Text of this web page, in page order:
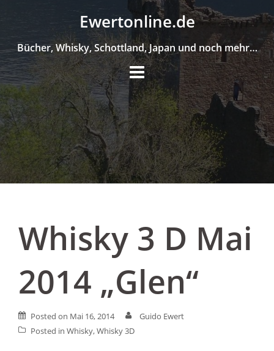
to
Ewertonline.de
Bücher, Whisky, Schottland, Japan und noch mehr…
Whisky 3 D Mai
2014 „Glen“
Posted on Mai 16, 2014
Guido Ewert
Posted in Whisky,Whisky 3D